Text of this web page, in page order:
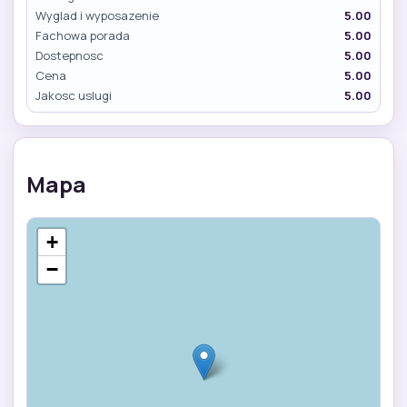
Wyglad i wyposazenie
5.00
Fachowa porada
5.00
Dostepnosc
5.00
Cena
5.00
Jakosc uslugi
5.00
Mapa
+
−